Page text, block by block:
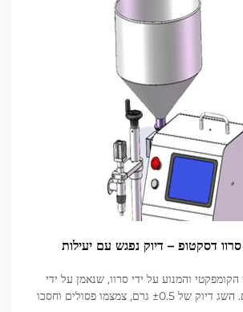
סרוו דסקטופ – דיוק נפגש עם יעילות
הקומפקטי והמנוע על ידי סרוו, שנאמן על ידי
יותר מ-1000 יצרנים. השג דיוק של ±0.5 גרם, צמצמו פסולים וחסכו